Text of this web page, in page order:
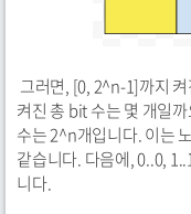
그러면, [0, 2^n-1]까지
켜진 총 bit 수는 몇 개일
수는 2^n개입니다. 이는
같습니다. 다음에, 0..0,
니다.